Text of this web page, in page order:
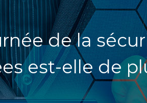
de la
est-elle de